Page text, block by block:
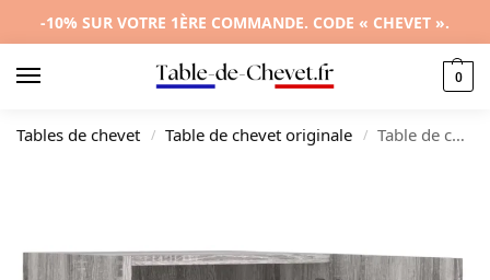
-10% SUR VOTRE 1ÈRE COMMANDE. CODE « CHEVET ».
0
Tables de chevet / Table de chevet originale / Table de chevet bois gris design moderne 3 tiroirs, 40x40x50cm